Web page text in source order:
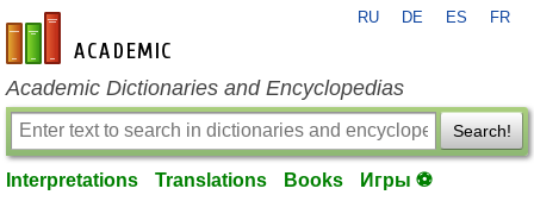
en-academic.com
RU DE ES FR
Academic Dictionaries and Encyclopedias
Search!
Interpretations Translations Books Игры ⚽